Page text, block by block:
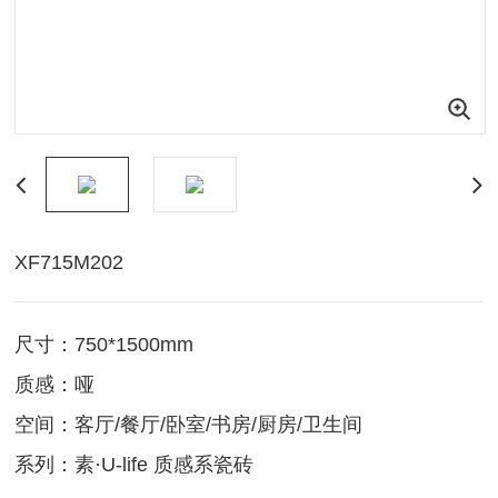
XF715M202
尺寸：750*1500mm
质感：哑
空间：客厅/餐厅/卧室/书房/厨房/卫生间
系列：素·U-life 质感系瓷砖